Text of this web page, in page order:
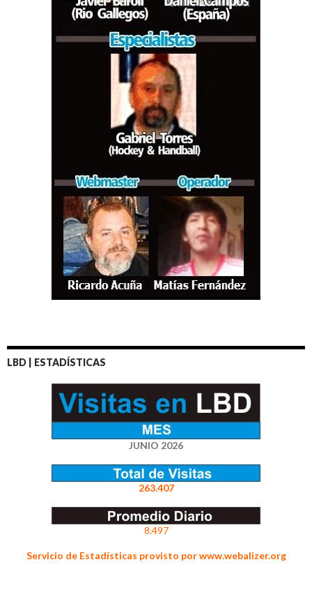
LBD | ESTADÍSTICAS
JUNIO 2026
263.407
8.497
Servicio de Estadísticas provisto por www.webalizer.org